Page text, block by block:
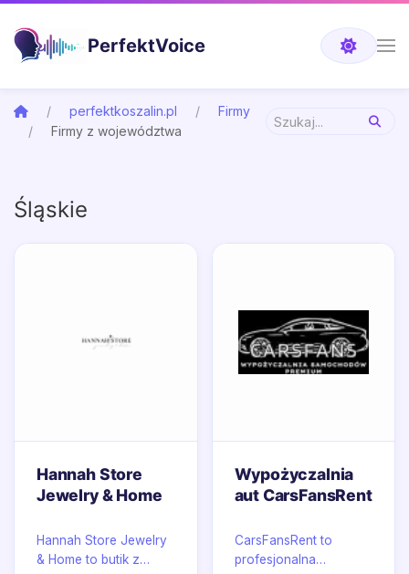
PerfektVoice
perfektkoszalin.pl
Firmy
Firmy z województwa
Śląskie
Hannah Store
Jewelry & Home
Hannah Store Jewelry
& Home to butik z
Wypożyczalnia
aut CarsFansRent
CarsFansRent to
profesjonalna